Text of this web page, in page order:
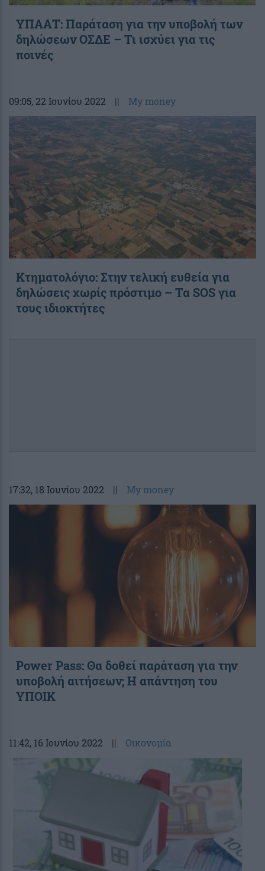
ΥΠΑΑΤ: Παράταση για την υποβολή των
δηλώσεων ΟΣΔΕ – Τι ισχύει για τις
ποινές
09:05, 22 Ιουνίου 2022 || My money
Kτηματολόγιο: Στην τελική ευθεία για
δηλώσεις χωρίς πρόστιμο – Τα SOS για
τους ιδιοκτήτες
17:32, 18 Ιουνίου 2022 || My money
Power Pass: Θα δοθεί παράταση για την
υποβολή αιτήσεων; Η απάντηση του
ΥΠΟΙΚ
11:42, 16 Ιουνίου 2022 || Οικονομία